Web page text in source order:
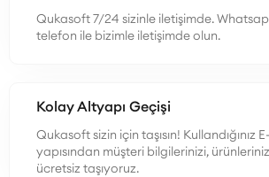
Qukasoft 7/24 sizinle iletişimde.
telefon ile bizimle iletişimde olun.
Kolay Altyapı Geçişi
Qukasoft sizin için taşısın! Kullandığınız
yapısından müşteri bilgilerinizi,
ücretsiz taşıyoruz.